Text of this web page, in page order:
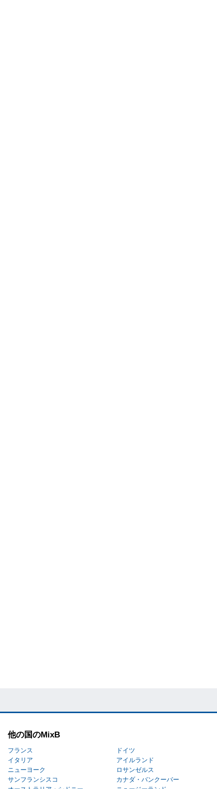
他の国のMixB
フランス
ドイツ
イタリア
アイルランド
ニューヨーク
ロサンゼルス
サンフランシスコ
カナダ・バンクーバー